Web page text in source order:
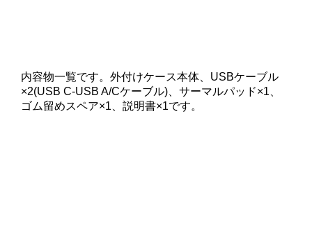
内容物一覧です。外付けケース本体、USBケーブル
×2(USB C-USB A/Cケーブル)、サーマルパッド×1、
ゴム留めスペア×1、説明書×1です。